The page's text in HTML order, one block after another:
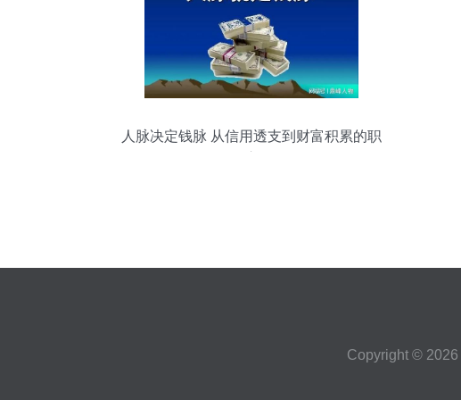
人脉决定钱脉 从信用透支到财富积累的职
Copyright © 2026